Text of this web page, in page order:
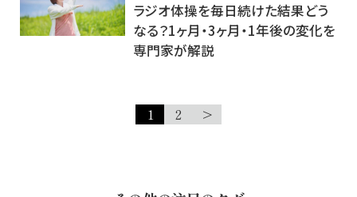
ラジオ体操を毎日続けた結果どう
なる？1ヶ月・3ヶ月・1年後の変化を
専門家が解説
1 2 >